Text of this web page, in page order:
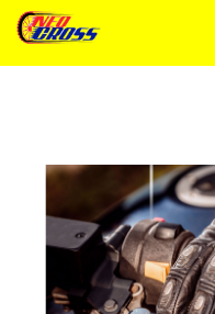
Contáctanos
Blog